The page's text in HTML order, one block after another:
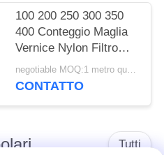
100 200 250 300 350
400 Conteggio Maglia
Vernice Nylon Filtro
Maglia Tessuto Tessuto
Filtrante
negotiable MOQ:1 metro quadrato
CONTATTO
Tutti